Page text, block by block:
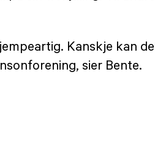
Kanskje kan
sier Bente.